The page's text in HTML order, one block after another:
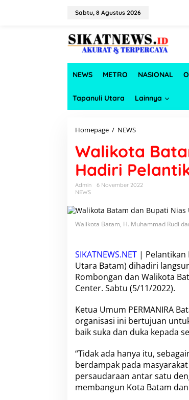
Sabtu, 8 Agustus 2026
NEWS METRO NASIONAL
Tapanuli Utara Lainnya
Homepage / NEWS
l
i
k
o
t
a
t
d
n
B
u
a
t
i
N
a
s
U
t
a
Walikota
Hadiri
Admin
6 November 2022
NEWS
Walikota Batam, H. Muhammad Rudi
SIKATNEWS.NET | Pelantikan
Utara Batam) dihadiri
Rombongan dan Walikota
Center. Sabtu (5/11/2022).
Ketua Umum PERMANIRA
organisasi ini bertujuan
baik suka dan duka kepada
“Tidak ada hanya itu,
berdampak pada
persaudaraan antar satu
membangun Kota Batam